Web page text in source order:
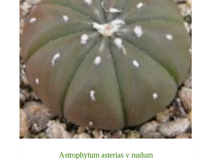
Astrophytum asterias v nudum